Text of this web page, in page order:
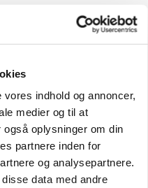
indhold og annoncer,
medier og til at
oplysninger om din
partnere inden for
og analysepartnere.
data med andre